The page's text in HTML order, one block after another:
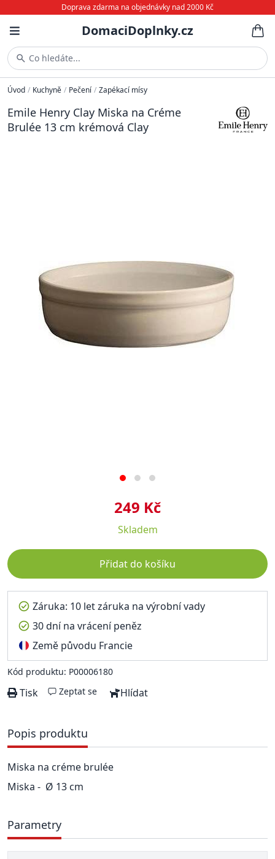
Doprava zdarma na objednávky nad 2000 Kč
DomaciDoplnky.cz
Co hledáte...
Úvod / Kuchyně / Pečení / Zapékací mísy
Emile Henry Clay Miska na Créme
Brulée 13 cm krémová Clay
249 Kč
Skladem
Přidat do košíku
Záruka: 10 let záruka na výrobní vady
30 dní na vrácení peněz
Země původu Francie
Kód produktu: P00006180
Tisk Zeptat se Hlídat
Popis produktu
Miska na créme brulée
Miska - Ø 13 cm
Parametry